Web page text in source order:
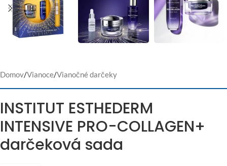
Domov/Vianoce/Vianočné darčeky
INSTITUT ESTHEDERM
INTENSIVE PRO-COLLAGEN+
darčeková sada